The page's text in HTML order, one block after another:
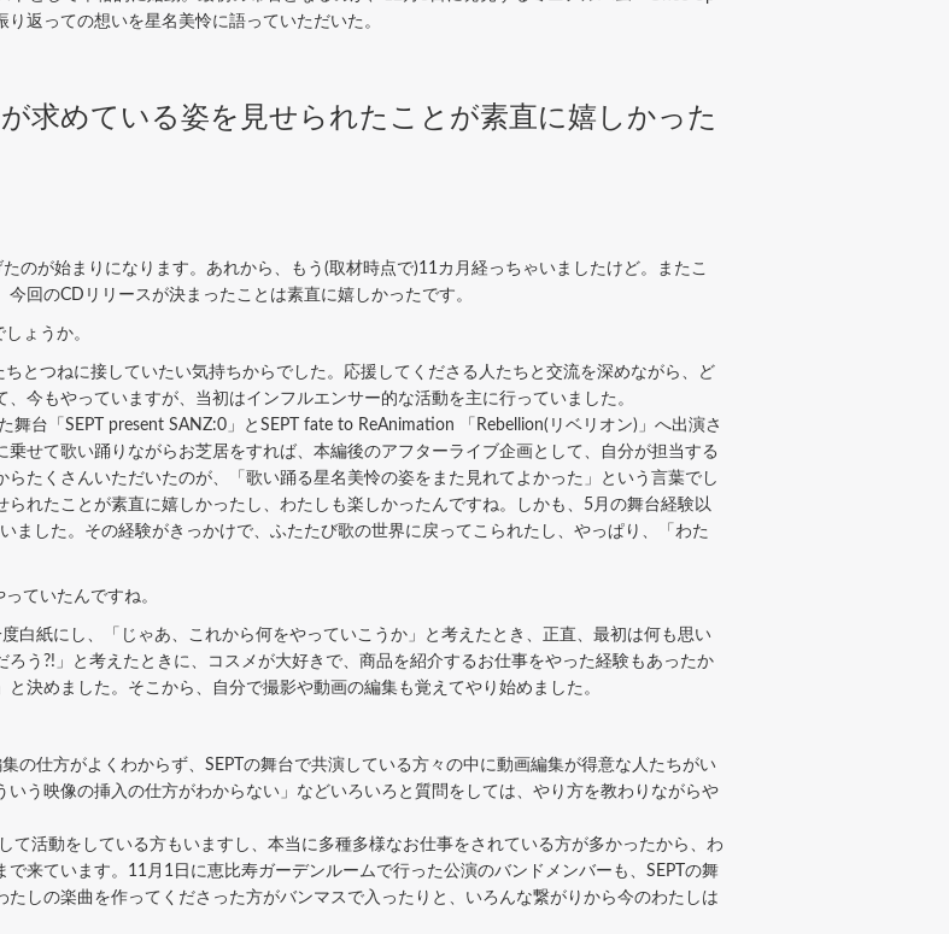
返っての想いを星名美怜に語っていただいた。
求めている姿を見せられたことが素直に嬉しかった
のが始まりになります。あれから、もう(取材時点で)11カ月経っちゃいましたけど。またこ
回のCDリリースが決まったことは素直に嬉しかったです。
ょうか。
とつねに接していたい気持ちからでした。応援してくださる人たちと交流を深めながら、ど
今もやっていますが、当初はインフルエンサー的な活動を主に行っていました。
台「SEPT present SANZ:0」とSEPT fate to ReAnimation 「Rebellion(リベリオン)」へ出演さ
せて歌い踊りながらお芝居をすれば、本編後のアフターライブ企画として、自分が担当する
たくさんいただいたのが、「歌い踊る星名美怜の姿をまた見れてよかった」という言葉でし
れたことが素直に嬉しかったし、わたしも楽しかったんですね。しかも、5月の舞台経験以
ました。その経験がきっかけで、ふたたび歌の世界に戻ってこられたし、やっぱり、「わた
ていたんですね。
白紙にし、「じゃあ、これから何をやっていこうか」と考えたとき、正直、最初は何も思い
う?!」と考えたときに、コスメが大好きで、商品を紹介するお仕事をやった経験もあったか
決めました。そこから、自分で撮影や動画の編集も覚えてやり始めました。
の仕方がよくわからず、SEPTの舞台で共演している方々の中に動画編集が得意な人たちがい
う映像の挿入の仕方がわからない」などいろいろと質問をしては、やり方を教わりながらや
活動をしている方もいますし、本当に多種多様なお仕事をされている方が多かったから、わ
来ています。11月1日に恵比寿ガーデンルームで行った公演のバンドメンバーも、SEPTの舞
しの楽曲を作ってくださった方がバンマスで入ったりと、いろんな繋がりから今のわたしは